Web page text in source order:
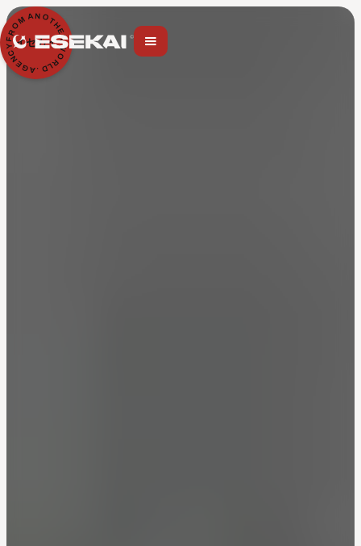
イセカイ
A
G
E
N
C
Y
F
R
O
M AN OTH
E
R
W
O
R
L
D
.